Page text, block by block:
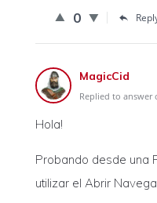
0
MagicCid
Replied to answer
Hola!
Probando desde una
utilizar el Abrir